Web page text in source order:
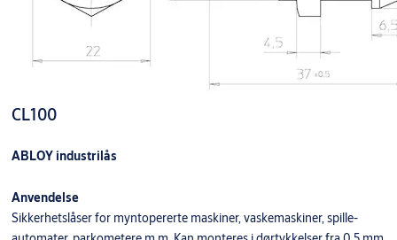
CL100
ABLOY industrilås
Anvendelse
Sikkerhetslåser for myntopererte maskiner, vaskemaskiner, spille-